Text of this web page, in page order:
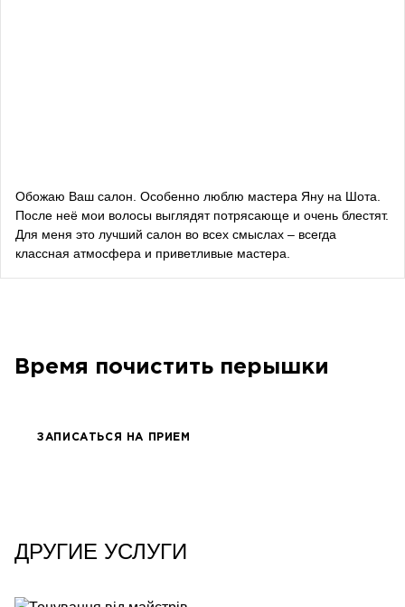
Bazhana
songwriter
Обожаю Ваш салон. Особенно люблю мастера Яну на Шота.
После неё мои волосы выглядят потрясающе и очень блестят.
Для меня это лучший салон во всех смыслах – всегда
классная атмосфера и приветливые мастера.
Время почистить перышки
ЗАПИСАТЬСЯ НА ПРИЕМ
ДРУГИЕ УСЛУГИ